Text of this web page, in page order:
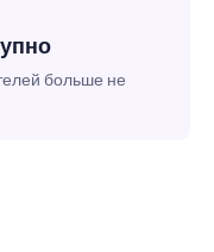
больше не